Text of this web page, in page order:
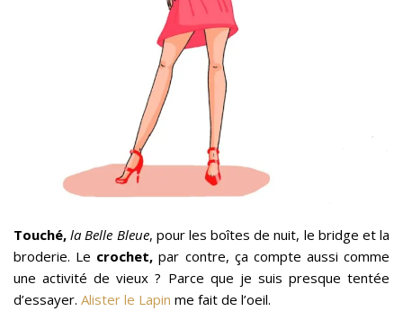
Touché, la Belle Bleue, pour les boîtes de nuit, le bridge et la
broderie. Le crochet, par contre, ça compte aussi comme
une activité de vieux ? Parce que je suis presque tentée
d’essayer. Alister le Lapin me fait de l’oeil.